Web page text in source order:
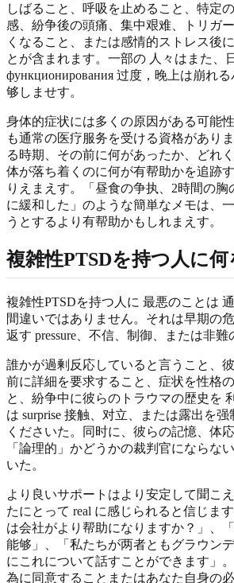
しばること、呼吸を止めること、特定
感、紛争後の頭痛、集中艰难、トリガ
くなること、または感情的ストレス後
とが含まれます。一部の 人々はまた、
функционирования 过度，晚上は崩れ
够しませす。
身体的症状には多くの原因がある可能
も通常の医疗服务を受ける資格があり
る時期、その前に何があったか、どれ
体が落ち着くのに何が有帮助かを追跡
りえまえす。「昼食の争执、2時間の胸
に緩和した」のような簡単なメモは、
うとするより有帮助かもしれまえす。
複雑性PTSDを持つ人に
複雑性PTSDを持つ人に 最悪のことは
間違いではありません。それは早期の
返す pressure、不信、制御、または非難
誰かが過剰反応していると言うこと、
前に詳細を要求すること、症状を性格
と、紛争中に彼らのトラウマの歴史を
は surprise 接触、对立、または露出を
くださいた。同时に、彼らの記憶、体
「論理的」かどうかの裁判官にならな
いた。
より良いサポートはより安定して聞こ
たにとって real に感じられると信じま
は会社がより帮助になりますか？」、
能够」、「私たちが两者ともグラウン
にこれについて話すことができます」
為に同意することまたはあなた自身の